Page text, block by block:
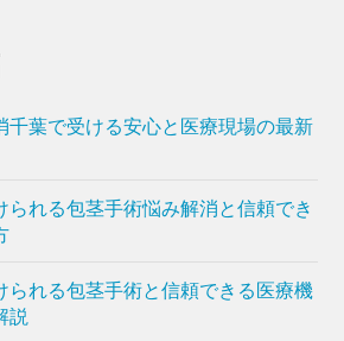
千葉で受ける安心と医療現場の最新
られる包茎手術悩み解消と信頼でき
られる包茎手術と信頼できる医療機
説